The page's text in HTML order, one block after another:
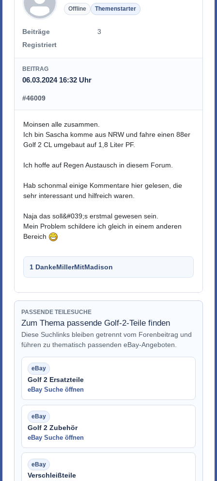
Offline Themenstarter
Beiträge
3
Registriert
BEITRAG
06.03.2024 16:32 Uhr
#46009
Moinsen alle zusammen.
Ich bin Sascha komme aus NRW und fahre einen 88er
Golf 2 CL umgebaut auf 1,8 Liter PF.
Ich hoffe auf Regen Austausch in diesem Forum.
Hab schonmal einige Kommentare hier gelesen, die
sehr interessant und hilfreich waren.
Naja das soll&#039;s erstmal gewesen sein.
Mein Problem schildere ich gleich in einem anderen
Bereich
1 DankeMillerMitMadison
PASSENDE TEILESUCHE
Zum Thema passende Golf-2-Teile finden
Diese Suchlinks bleiben getrennt vom Forenbeitrag und
führen zu thematisch passenden eBay-Angeboten.
Golf 2 Ersatzteile
eBay Suche öffnen
Golf 2 Zubehör
eBay Suche öffnen
Verschleißteile